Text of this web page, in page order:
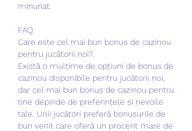
minunat.
FAQ.
Care este cel mai bun bonus de cazinou
pentru jucătorii noi?.
Există o mulțime de opțiuni de bonus de
cazinou disponibile pentru jucătorii noi,
dar cel mai bun bonus de cazinou pentru
tine depinde de preferințele și nevoile
tale. Unii jucători preferă bonusurile de
bun venit care oferă un procent mare de